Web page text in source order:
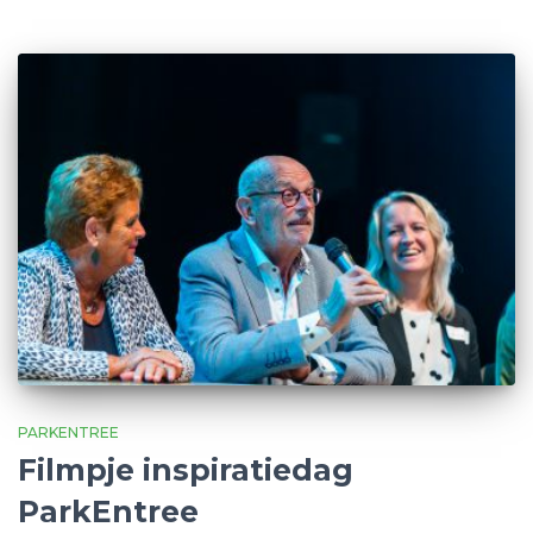
PARKENTREE
Filmpje inspiratiedag
ParkEntree